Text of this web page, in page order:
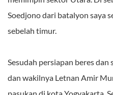
Soedjono dari batalyon saya
sebelah timur.
Sesudah persiapan beres
dan wakilnya Letnan Amir